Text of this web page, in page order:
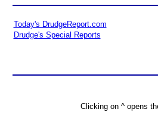
Today's DrudgeReport.com
Drudge's Special Reports
Clicking on ^ opens